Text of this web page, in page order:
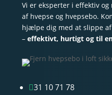
Vi er eksperter i effektiv
af hvepse og hvepsebo.
hjælpe dig med at slippe
– effektivt, hurtigt og til
31 10 71 78